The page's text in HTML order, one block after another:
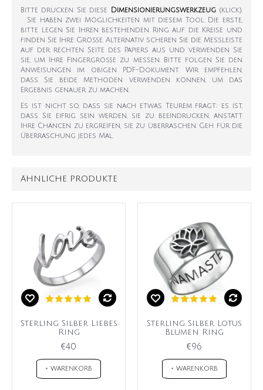
Bitte drucken Sie diese Dimensionierungswerkzeug (klick).
Sie haben zwei Möglichkeiten mit diesem Tool. Die erste,
bitte legen Sie Ihren bestehenden Ring auf die Kreise und
finden Sie Ihre Größe. Alternativ scheren Sie die Messleiste
auf der rechten Seite des Papiers aus und verwenden Sie
sie, um Ihre Fingergröße zu messen. Bitte folgen Sie den
Anweisungen im obigen PDF-Dokument. Wir empfehlen,
dass Sie beide Methoden verwenden können, um das
Ergebnis genauer zu machen.
Es ist nicht so, dass sie nach etwas Teurem fragt; es ist,
dass Sie eifrig sein werden, sie zu beeindrucken, anstatt
Ihre Chancen zu ergreifen, sie zu überraschen. Geh für die
Überraschung jedes Mal.
ÄHNLICHE PRODUKTE
Sterling Silber Liebes
Ring
€40
+ WARENKORB
Sterling Silber Lotus
Blumen Ring
€96
+ WARENKORB